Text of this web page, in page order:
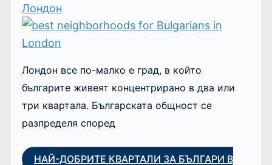
Лондон
Лондон все по-малко е град, в който
българите живеят концентрирано в два или
три квартала. Българската общност се
разпределя според
НАЙ-ДОБРИТЕ КВАРТАЛИ ЗА БЪЛГАРИ В